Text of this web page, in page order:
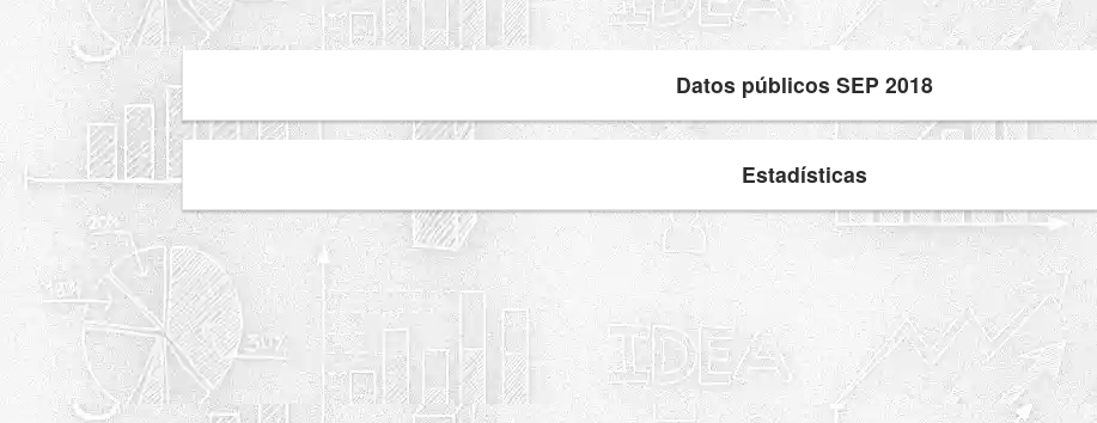
Datos públicos SEP 2018
Estadísticas